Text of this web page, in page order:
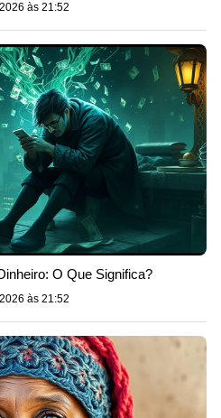
às 21:52
O Que Significa?
às 21:52